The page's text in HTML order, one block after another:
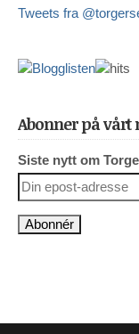
Tweets fra
Abonner på vårt
Siste nytt om